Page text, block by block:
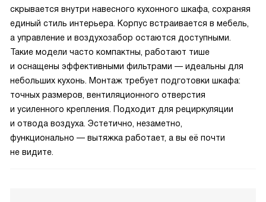
скрывается внутри навесного кухонного шкафа, сохраняя
единый стиль интерьера. Корпус встраивается в мебель,
а управление и воздухозабор остаются доступными.
Такие модели часто компактны, работают тише
и оснащены эффективными фильтрами — идеальны для
небольших кухонь. Монтаж требует подготовки шкафа:
точных размеров, вентиляционного отверстия
и усиленного крепления. Подходит для рециркуляции
и отвода воздуха. Эстетично, незаметно,
функционально — вытяжка работает, а вы её почти
не видите.